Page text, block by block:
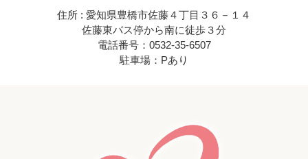
住所 : 愛知県豊橋市佐藤４丁目３６－１４
佐藤東バス停から南に徒歩３分
電話番号：0532-35-6507
駐車場：Pあり